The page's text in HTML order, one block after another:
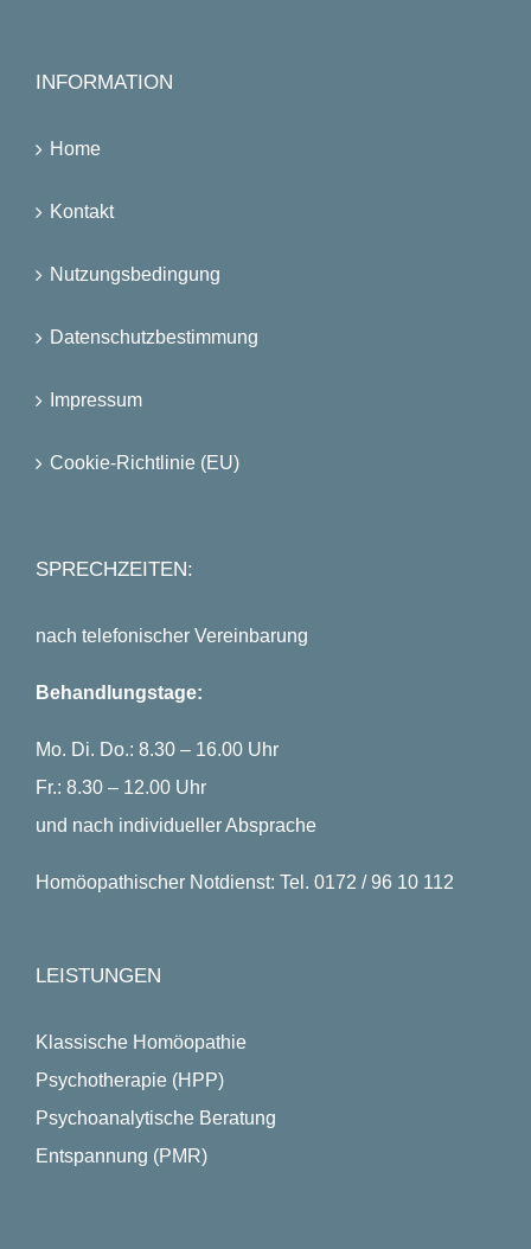
INFORMATION
Home
Kontakt
Nutzungsbedingung
Datenschutzbestimmung
Impressum
Cookie-Richtlinie (EU)
SPRECHZEITEN:
nach telefonischer Vereinbarung
Behandlungstage:
Mo. Di. Do.: 8.30 – 16.00 Uhr
Fr.: 8.30 – 12.00 Uhr
und nach individueller Absprache
Homöopathischer Notdienst: Tel. 0172 / 96 10 112
LEISTUNGEN
Klassische Homöopathie
Psychotherapie (HPP)
Psychoanalytische Beratung
Entspannung (PMR)